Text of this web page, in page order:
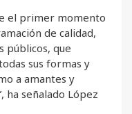
el primer momento
de calidad,
públicos, que
sus formas y
a amantes y
ha señalado López